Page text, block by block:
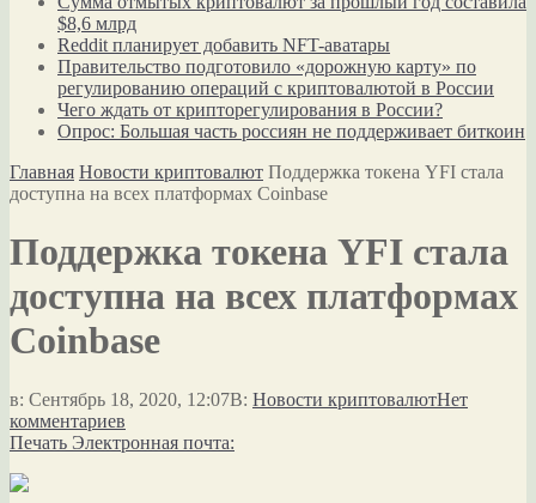
$8,6 млрд
Reddit планирует добавить NFT-аватары
Правительство подготовило «дорожную карту» по
регулированию операций с криптовалютой в России
Чего ждать от крипторегулирования в России?
Опрос: Большая часть россиян не поддерживает биткоин
Главная Новости криптовалют Поддержка токена YFI стала
доступна на всех платформах Coinbase
Поддержка токена YFI стала
доступна на всех платформах
Coinbase
в: Сентябрь 18, 2020, 12:07В: Новости криптовалютНет
комментариев
Печать Электронная почта: